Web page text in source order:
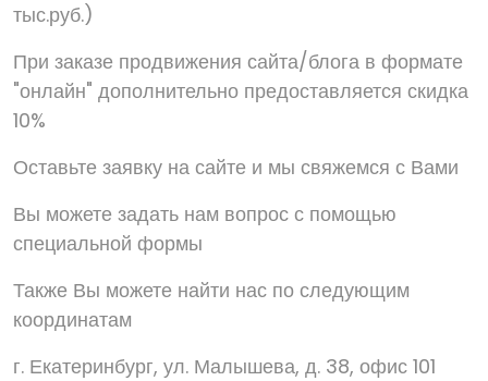
тыс.руб.)
При заказе продвижения сайта/блога в формате
"онлайн" дополнительно предоставляется скидка
10%
Оставьте заявку на сайте и мы свяжемся с Вами
Вы можете задать нам вопрос с помощью
специальной формы
Также Вы можете найти нас по следующим
координатам
г. Екатеринбург, ул. Малышева, д. 38, офис 101